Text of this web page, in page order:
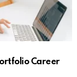
Career